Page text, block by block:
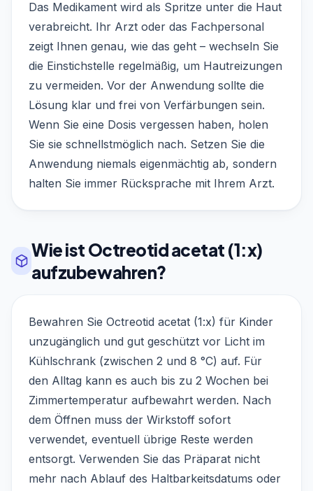
Das Medikament wird als Spritze unter die Haut
verabreicht. Ihr Arzt oder das Fachpersonal
zeigt Ihnen genau, wie das geht – wechseln Sie
die Einstichstelle regelmäßig, um Hautreizungen
zu vermeiden. Vor der Anwendung sollte die
Lösung klar und frei von Verfärbungen sein.
Wenn Sie eine Dosis vergessen haben, holen
Sie sie schnellstmöglich nach. Setzen Sie die
Anwendung niemals eigenmächtig ab, sondern
halten Sie immer Rücksprache mit Ihrem Arzt.
Wie ist Octreotid acetat (1:x)
aufzubewahren?
Bewahren Sie Octreotid acetat (1:x) für Kinder
unzugänglich und gut geschützt vor Licht im
Kühlschrank (zwischen 2 und 8 °C) auf. Für
den Alltag kann es auch bis zu 2 Wochen bei
Zimmertemperatur aufbewahrt werden. Nach
dem Öffnen muss der Wirkstoff sofort
verwendet, eventuell übrige Reste werden
entsorgt. Verwenden Sie das Präparat nicht
mehr nach Ablauf des Haltbarkeitsdatums oder